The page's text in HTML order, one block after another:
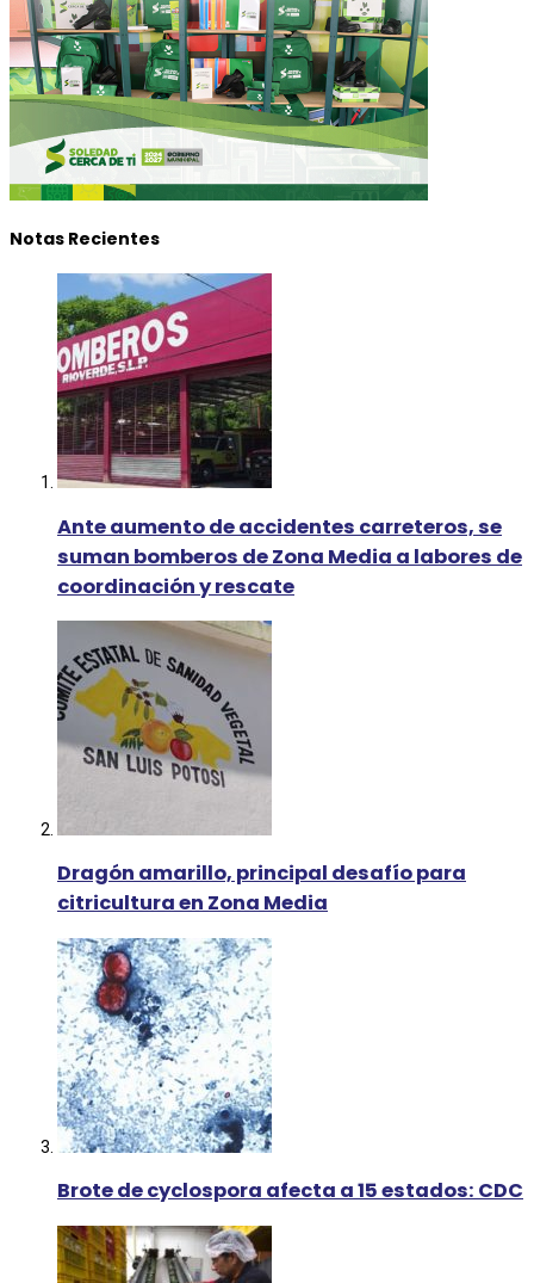
Notas Recientes
Ante aumento de accidentes carreteros, se
suman bomberos de Zona Media a labores de
coordinación y rescate
Dragón amarillo, principal desafío para
citricultura en Zona Media
Brote de cyclospora afecta a 15 estados: CDC